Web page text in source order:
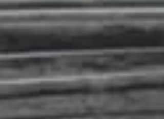
グファンも欠けてボロボロだったので、ファンと
ケースを新品に🙌ラベルも新品😁✨気持ち良いで
すね‼️ オルタネーターも、軸が歪んでいたので交
しました♫ インタークーラーは軽く塗装(^^) リア
スポイラーのラバーは964用だったので、930用
交換です‼️ かなり印象が変わってきました🙌 今後
冷房システムも戻していきます✨ その際に網の形
状が変わる為、ウイングにはった網はそれまでの
繋ぎです😽 この車両は今後、かなりのレストア
定なんです🌟 とても楽しみですね😋✨ ありがと